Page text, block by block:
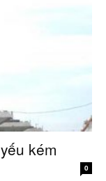
kém
0